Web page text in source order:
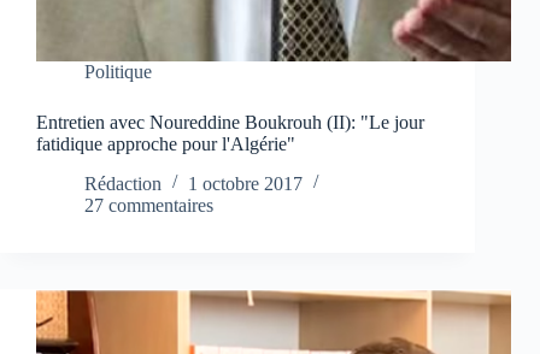
Politique
Entretien avec Noureddine Boukrouh (II): "Le jour
fatidique approche pour l'Algérie"
Rédaction
1 octobre 2017
27 commentaires